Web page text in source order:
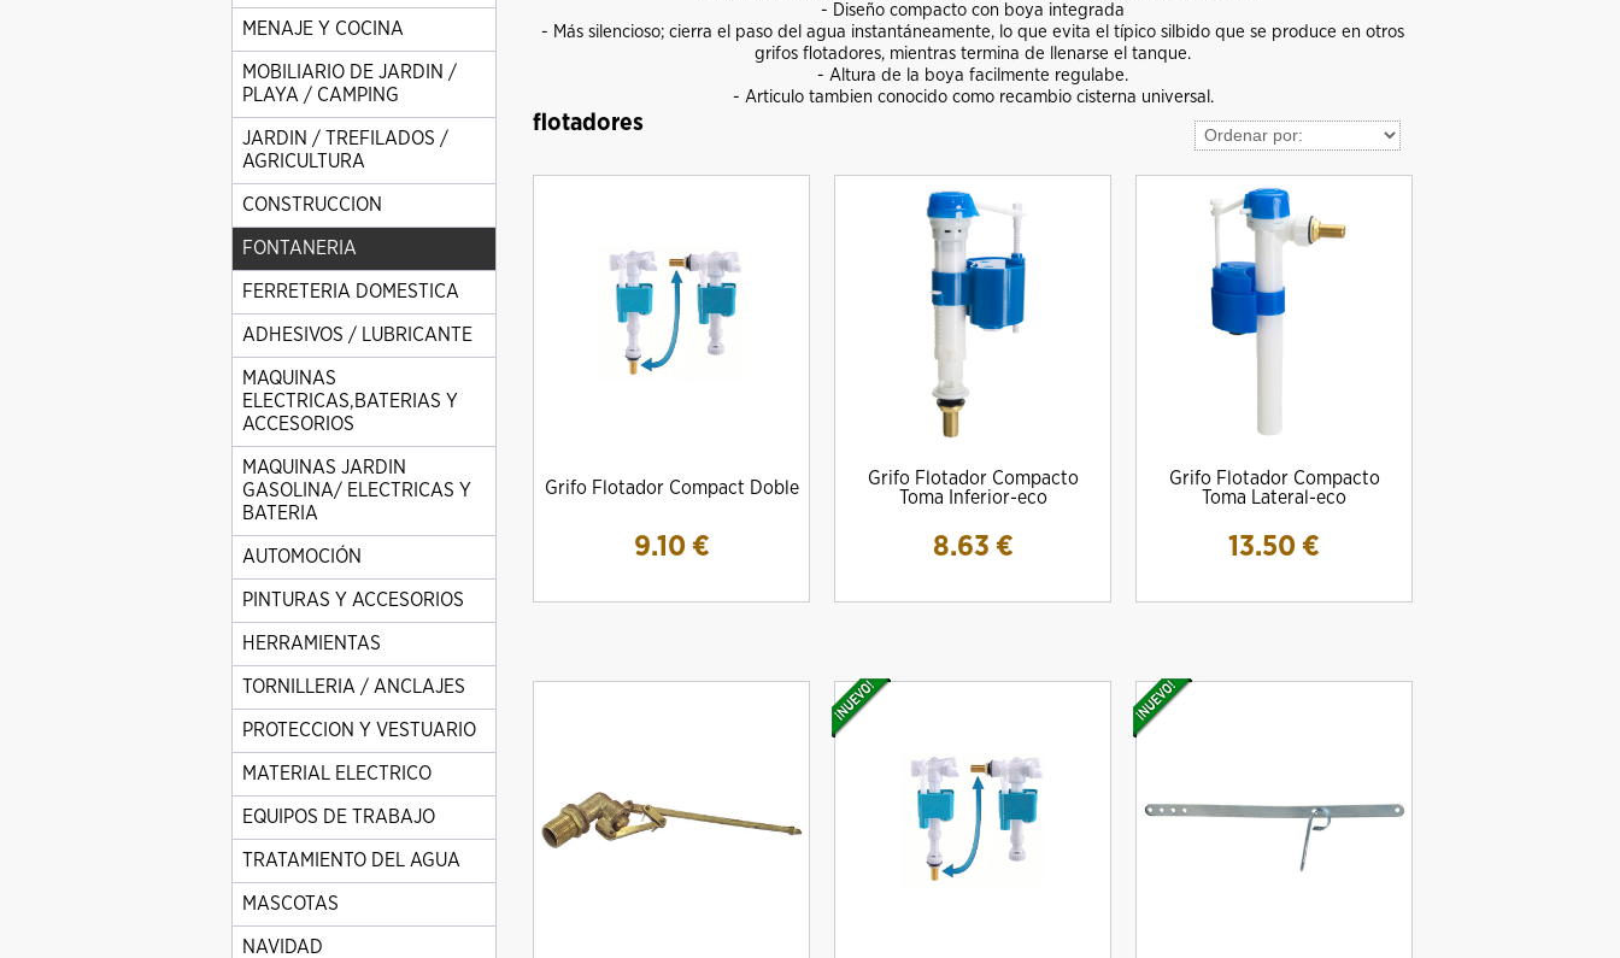
MENAJE Y COCINA
MOBILIARIO DE JARDIN /
PLAYA / CAMPING
JARDIN / TREFILADOS /
AGRICULTURA
CONSTRUCCION
FONTANERIA
FERRETERIA DOMESTICA
ADHESIVOS / LUBRICANTE
MAQUINAS
ELECTRICAS,BATERIAS Y
ACCESORIOS
MAQUINAS JARDIN
GASOLINA/ ELECTRICAS Y
BATERIA
AUTOMOCIÓN
PINTURAS Y ACCESORIOS
HERRAMIENTAS
TORNILLERIA / ANCLAJES
PROTECCION Y VESTUARIO
MATERIAL ELECTRICO
EQUIPOS DE TRABAJO
TRATAMIENTO DEL AGUA
MASCOTAS
NAVIDAD
- Diseño compacto con boya integrada
- Más silencioso; cierra el paso del agua instantáneamente, lo que evita el típico silbido que se produce en otros
grifos flotadores, mientras termina de llenarse el tanque.
- Altura de la boya facilmente regulabe.
- Articulo tambien conocido como recambio cisterna universal.
flotadores
Grifo Flotador Compact Doble
9.10€
Grifo Flotador Compacto
Toma Inferior-eco
8.63 €
Grifo Flotador Compacto
Toma Lateral-eco
13.50 €